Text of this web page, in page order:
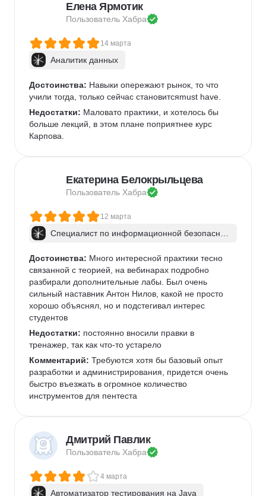
Елена Ярмотик
Пользователь Хабра
14 марта
Аналитик данных
Достоинства: Навыки опережают рынок, то что
учили тогда, только сейчас становитсяmust have.
Недостатки: Маловато практики, и хотелось бы
больше лекций, в этом плане поприятнее курс
Карпова.
Екатерина Белокрыльцева
Пользователь Хабра
12 марта
Специалист по информационной безопаснос
Достоинства: Много интересной практики тесно
связанной с теорией, на вебинарах подробно
разбирали дополнительные лабы. Был очень
сильный наставник Антон Нилов, какой не просто
хорошо объяснял, но и подстегивал интерес
студентов
Недостатки: постоянно вносили правки в
тренажер, так как что-то устарело
Комментарий: Требуются хотя бы базовый опыт
разработки и администрирования, придется очень
быстро въезжать в огромное количество
инструментов для пентеста
Дмитрий Павлик
Пользователь Хабра
4 марта
Автоматизатор тестирования на Java